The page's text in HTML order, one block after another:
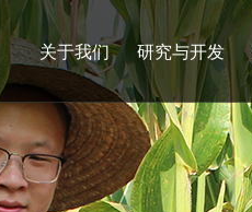
关于我们 研究与开发